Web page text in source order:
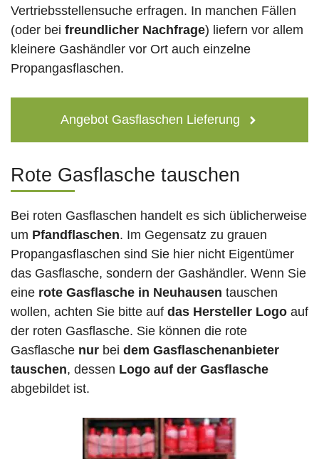
Vertriebsstellensuche erfragen. In manchen Fällen
(oder bei freundlicher Nachfrage) liefern vor allem
kleinere Gashändler vor Ort auch einzelne
Propangasflaschen.
Angebot Gasflaschen Lieferung
Rote Gasflasche tauschen
Bei roten Gasflaschen handelt es sich üblicherweise
um Pfandflaschen. Im Gegensatz zu grauen
Propangasflaschen sind Sie hier nicht Eigentümer
das Gasflasche, sondern der Gashändler. Wenn Sie
eine rote Gasflasche in Neuhausen tauschen
wollen, achten Sie bitte auf das Hersteller Logo auf
der roten Gasflasche. Sie können die rote
Gasflasche nur bei dem Gasflaschenanbieter
tauschen, dessen Logo auf der Gasflasche
abgebildet ist.